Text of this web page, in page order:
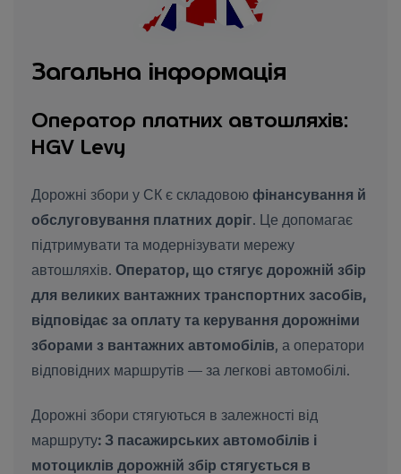
Загальна інформація
Оператор платних автошляхів:
HGV Levy
Дорожні збори у СК є складовою фінансування й
обслуговування платних доріг . Це допомагає
підтримувати та модернізувати мережу
автошляхів. Оператор, що стягує дорожній збір
для великих вантажних транспортних засобів,
відповідає за оплату та керування дорожніми
зборами з вантажних автомобілів , а оператори
відповідних маршрутів — за легкові автомобілі.
Дорожні збори стягуються в залежності від
маршруту: З пасажирських автомобілів і
мотоциклів дорожній збір стягується в